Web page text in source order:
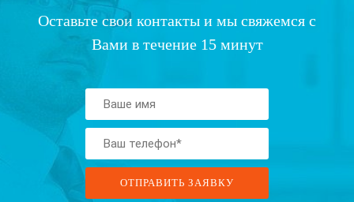
Оставьте свои контакты и мы свяжемся с
Вами в течение 15 минут